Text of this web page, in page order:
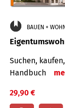
BAUEN +
Suchen,
Handbuch
29,90 €